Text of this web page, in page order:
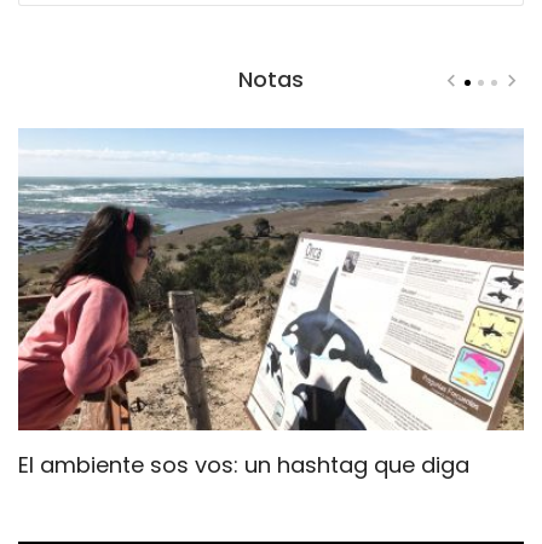
Notas
El ambiente sos vos: un hashtag que diga